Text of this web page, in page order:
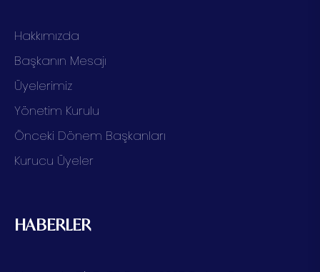
Hakkımızda
Başkanın Mesajı
Üyelerimiz
Yönetim Kurulu
Önceki Dönem Başkanları
Kurucu Üyeler
HABERLER